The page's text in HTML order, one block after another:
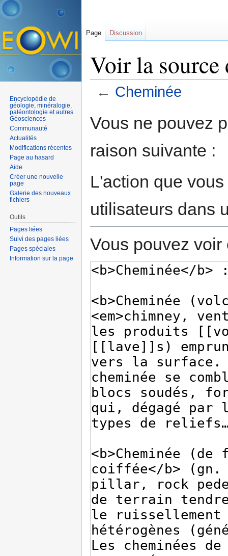
Voir la source
← Cheminée
Vous ne pouvez
raison suivante :
L'action que
utilisateurs dans
Vous pouvez
Page Discussion
Encyclopédie de
géologie, minéralogie,
paléontologie et autres
Géosciences
Communauté
Actualités
Modifications récentes
Page au hasard
Aide
Créer une nouvelle
page
Galerie des nouveaux
fichiers
Outils
Pages liées
Suivi des pages liées
Pages spéciales
Information sur la page